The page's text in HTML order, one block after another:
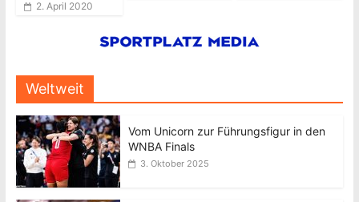
2. April 2020
Weltweit
Vom Unicorn zur Führungsfigur in den
WNBA Finals
3. Oktober 2025